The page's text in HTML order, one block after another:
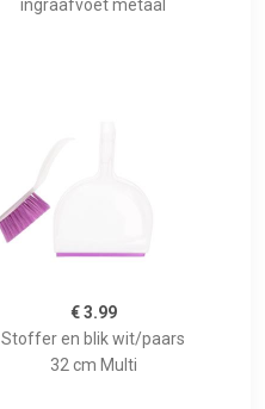
ingraafvoet metaal
€ 3.99
Stoffer en blik wit/paars
32 cm Multi